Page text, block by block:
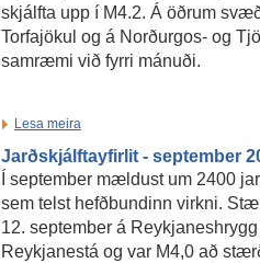
skjálfta upp í M4.2. Á öðrum
Torfajökul og á Norðurgos- og
samræmi við fyrri mánuði.
Lesa meira
Jarðskjálftayfirlit - september
Í september mældust um 2400
sem telst hefðbundinn virkni.
12. september á
Reykjanestá og var M4,0 að